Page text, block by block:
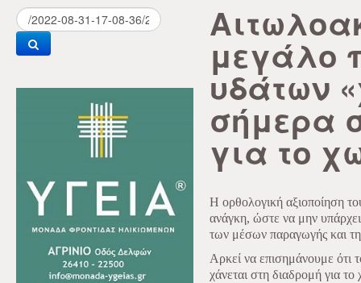
μεγάλο
υδάτων
σήμερα
για το
Η ορθολογική αξιοποίηση
ανάγκη, ώστε να μην
των μέσων παραγωγής και
Αρκεί να επισημάνουμε ότι
χάνεται στη διαδρομή για